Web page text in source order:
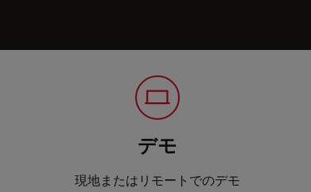
デモ
現地またはリモートでのデモ